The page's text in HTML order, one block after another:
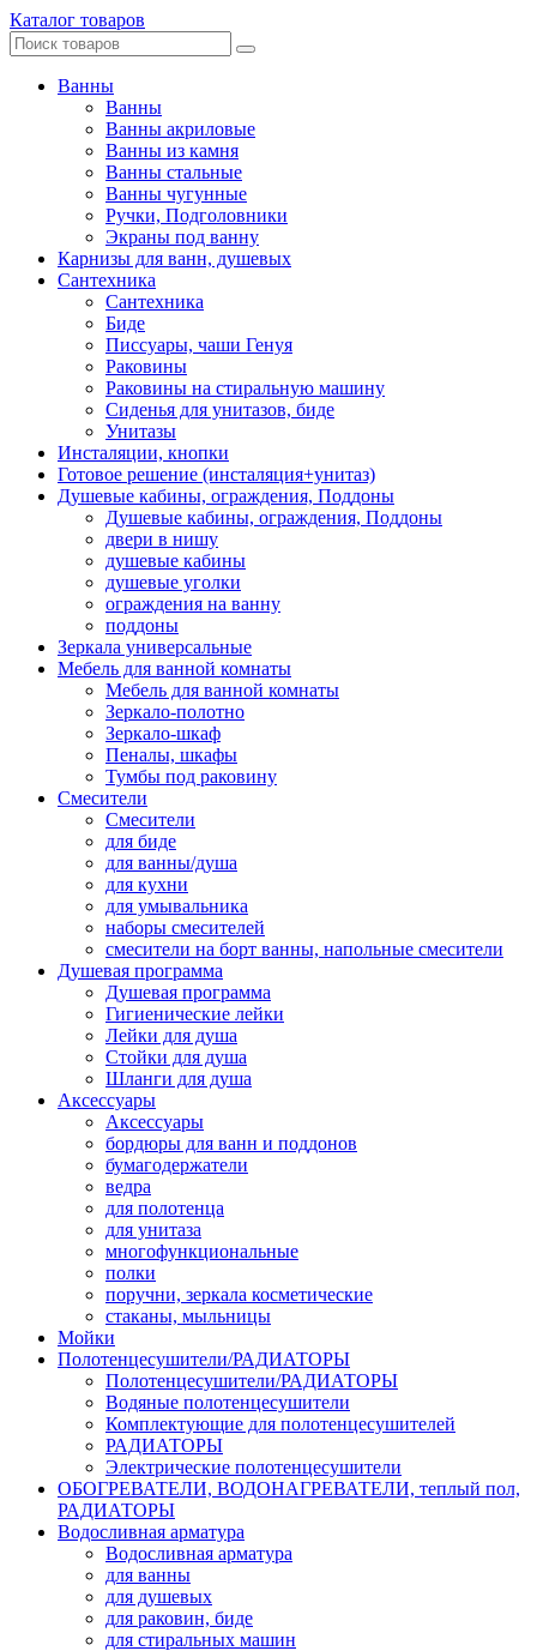
Каталог товаров
Ванны
Ванны
Ванны акриловые
Ванны из камня
Ванны стальные
Ванны чугунные
Ручки, Подголовники
Экраны под ванну
Карнизы для ванн, душевых
Сантехника
Сантехника
Биде
Писсуары, чаши Генуя
Раковины
Раковины на стиральную машину
Сиденья для унитазов, биде
Унитазы
Инсталяции, кнопки
Готовое решение (инсталяция+унитаз)
Душевые кабины, ограждения, Поддоны
Душевые кабины, ограждения, Поддоны
двери в нишу
душевые кабины
душевые уголки
ограждения на ванну
поддоны
Зеркала универсальные
Мебель для ванной комнаты
Мебель для ванной комнаты
Зеркало-полотно
Зеркало-шкаф
Пеналы, шкафы
Тумбы под раковину
Смесители
Смесители
для биде
для ванны/душа
для кухни
для умывальника
наборы смесителей
смесители на борт ванны, напольные смесители
Душевая программа
Душевая программа
Гигиенические лейки
Лейки для душа
Стойки для душа
Шланги для душа
Аксессуары
Аксессуары
бордюры для ванн и поддонов
бумагодержатели
ведра
для полотенца
для унитаза
многофункциональные
полки
поручни, зеркала косметические
стаканы, мыльницы
Мойки
Полотенцесушители/РАДИАТОРЫ
Полотенцесушители/РАДИАТОРЫ
Водяные полотенцесушители
Комплектующие для полотенцесушителей
РАДИАТОРЫ
Электрические полотенцесушители
ОБОГРЕВАТЕЛИ, ВОДОНАГРЕВАТЕЛИ, теплый пол,
РАДИАТОРЫ
Водосливная арматура
Водосливная арматура
для ванны
для душевых
для раковин, биде
для стиральных машин